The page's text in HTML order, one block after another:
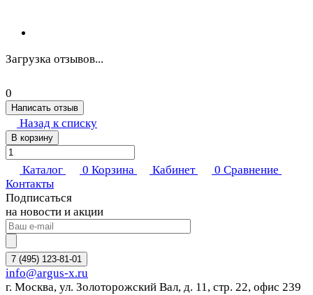
Загрузка отзывов...
0
Написать отзыв
Назад к списку
В корзину
Каталог 0 Корзина Кабинет 0 Сравнение
Контакты
Подписаться
на новости и акции
7 (495) 123-81-01
info@argus-x.ru
г. Москва, ул. Золоторожский Вал, д. 11, стр. 22, офис 239